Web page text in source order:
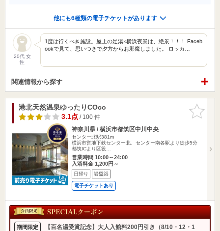
他にも6種類の電子チケットがあります
20代 女
性
1度は行くべき施設。屋上の足湯×横浜夜景は、絶景！！！ Faceb
ookで見て、思いつきで夕方からお邪魔しました。 ロッカ…
関連情報から探す
お気に入
りに追加
港北天然温泉ゆったりCOco
3.1点/ 100 件
神奈川県 / 横浜市都筑区中川中央
センター北駅381m
横浜市営地下鉄センター北、センター南各駅より徒歩5分
都筑ICより区役…
営業時間 10:00～24:00
入浴料金 1,200円～
日帰り 岩盤浴
電子チケットあり
期間限定
【百名湯受賞記念】大人入館料200円引き（8/10・12・1